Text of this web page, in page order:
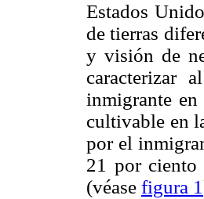
Estados
de tierras
y visión de
caracterizar
inmigrante
cultivable en
por el
21 por
(véase figura 1